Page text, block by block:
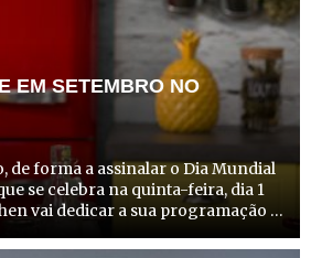
EM SETEMBRO NO
de forma a assinalar o Dia Mundial
se celebra na quinta-feira, dia 1
vai dedicar a sua programação a